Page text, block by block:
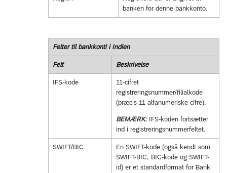
banken for denne bankkonto.
Felter til bankkonti i Indien
Felt Beskrivelse
IFS-kode
11-cifret
registreringsnummer/filialkode
(præcis 11 alfanumeriske cifre).
BEMÆRK: IFS-koden fortsætter
ind i registreringsnummerfeltet.
SWIFT/BIC
En SWIFT-kode (også kendt som
SWIFT-BIC, BIC-kode og SWIFT-
id) er et standardformat for Bank